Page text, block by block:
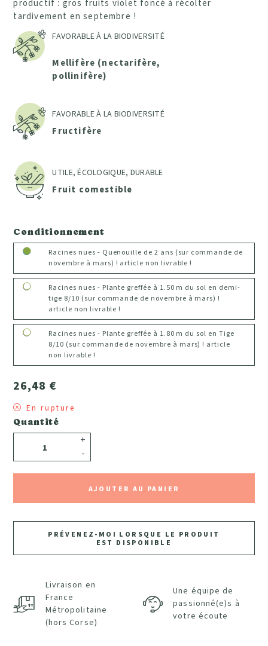
productif : gros fruits violet foncé à récolter
tardivement en septembre !
FAVORABLE À LA BIODIVERSITÉ
Mellifère (nectarifère,
pollinifère)
FAVORABLE À LA BIODIVERSITÉ
Fructifère
UTILE, ÉCOLOGIQUE, DURABLE
Fruit comestible
Conditionnement
Racines nues - Quenouille de 2 ans (sur commande de
novembre à mars) ! article non livrable !
Racines nues - Plante greffée à 1.50 m du sol en demi-
tige 8/10 (sur commande de novembre à mars) !
article non livrable !
Racines nues - Plante greffée à 1.80 m du sol en Tige
8/10 (sur commande de novembre à mars) ! article
non livrable !
26,48 €
Quantité
-
+
AJOUTER AU PANIER
En rupture
PRÉVENEZ-MOI LORSQUE LE PRODUIT
EST DISPONIBLE
Livraison en
France
Métropolitaine
(hors Corse)
Une équipe de
passionné(e)s à
votre écoute